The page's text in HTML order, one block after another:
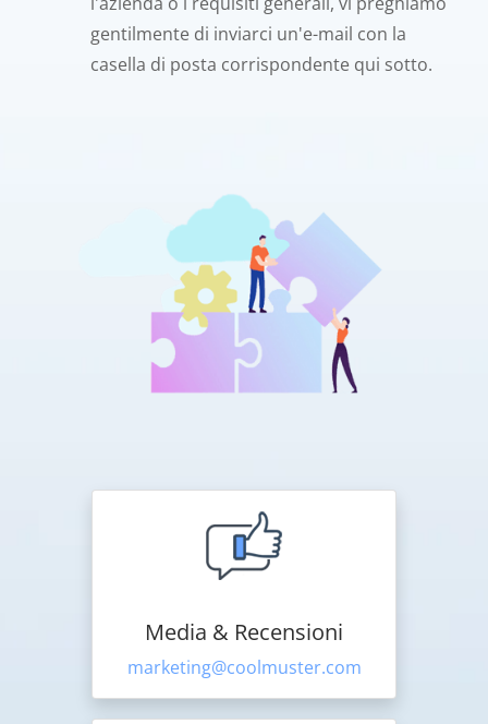
gentilmente di inviarci un'e-mail con la
casella di posta corrispondente qui sotto.
Media & Recensioni
marketing@coolmuster.com